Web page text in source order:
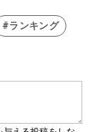
#ランキング